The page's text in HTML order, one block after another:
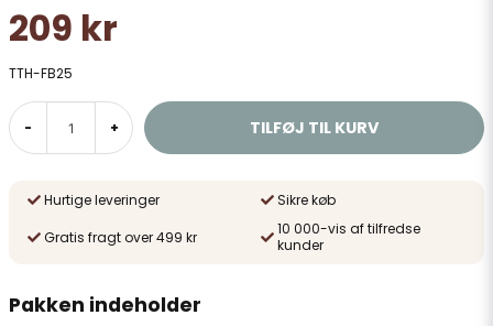
209 kr
TTH-FB25
- + TILFØJ TIL KURV
Hurtige leveringer
Sikre køb
Gratis fragt over 499 kr
10 000-vis af tilfredse
kunder
Pakken indeholder